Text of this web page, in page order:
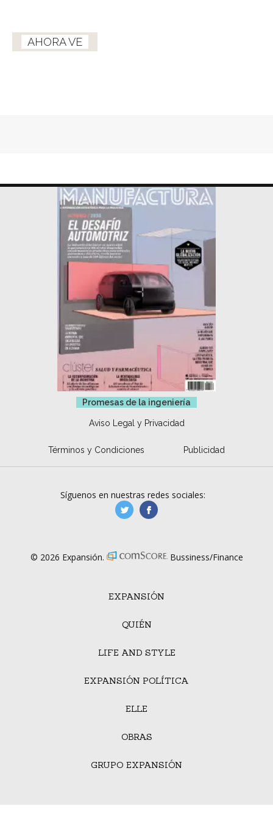
AHORA VE
Promesas de la ingeniería
Aviso Legal y Privacidad
Términos y Condiciones Publicidad
EXPANSIÓN
QUIÉN
LIFE AND STYLE
EXPANSIÓN POLÍTICA
ELLE
OBRAS
GRUPO EXPANSIÓN
Síguenos en nuestras redes sociales:
manufacturaGE
© 2026 Expansión. Bussiness/Finance